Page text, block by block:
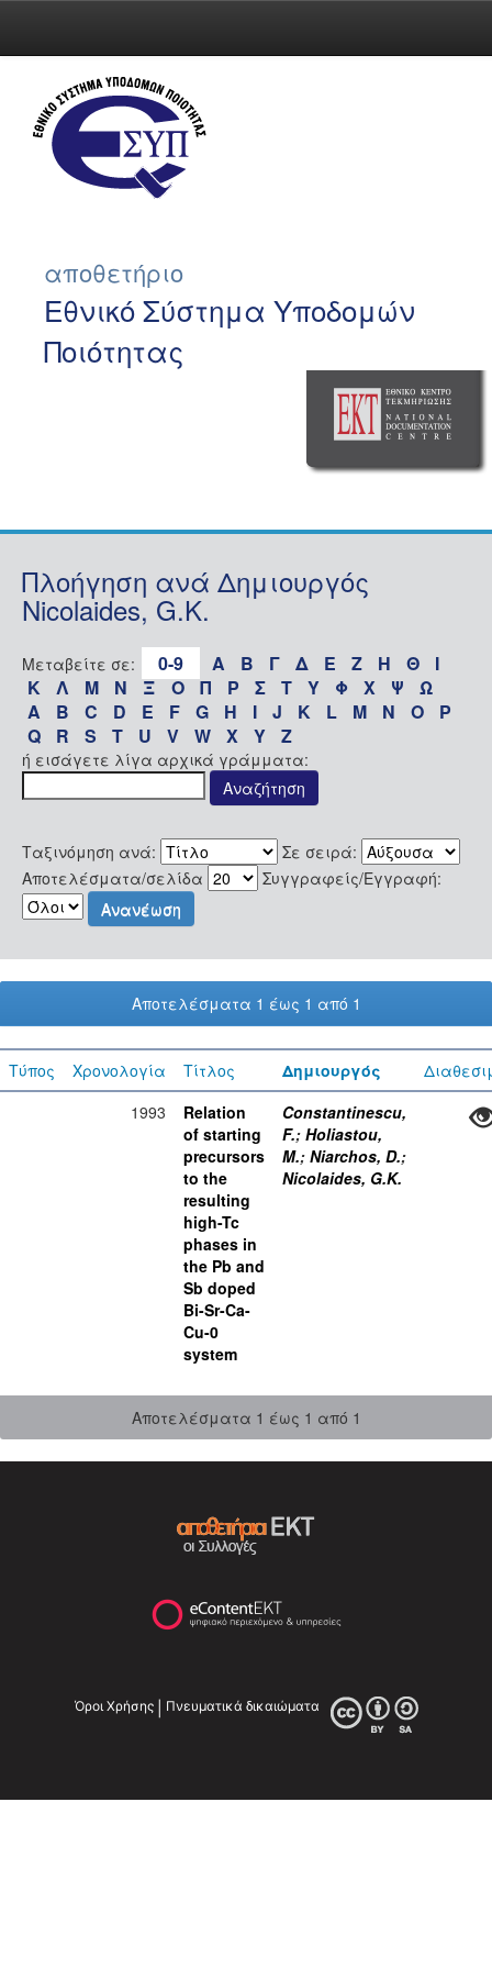
navigation
αποθετήριο
Εθνικό Σύστημα Υποδομών
Ποιότητας
Πλοήγηση ανά Δημιουργός
Nicolaides, G.K.
Μεταβείτε σε: 0-9 Α Β Γ Δ Ε Ζ Η Θ
Ι
Κ
Λ Μ Ν Ξ Ο Π Ρ Σ Τ Υ Φ Χ Ψ
Ω
A
B C D E F G H I J K L M N O
P
Q
R S T U V W X Y Z
ή εισάγετε λίγα αρχικά γράμματα:
Ταξινόμηση ανά:
Σε σειρά:
Αποτελέσματα/σελίδα
Συγγραφείς/Εγγραφή:
Αποτελέσματα 1 έως 1 από 1
Τύπος Χρονολογία Τίτλος Δημιουργός
1993
Relation
of starting
precursors
to the
resulting
high-Tc
phases in
the Pb and
Sb doped
Bi-Sr-Ca-
Cu-0
system
Constantinescu,
F.; Holiastou,
M.; Niarchos, D.;
Nicolaides, G.K.
Αποτελέσματα 1 έως 1 από 1